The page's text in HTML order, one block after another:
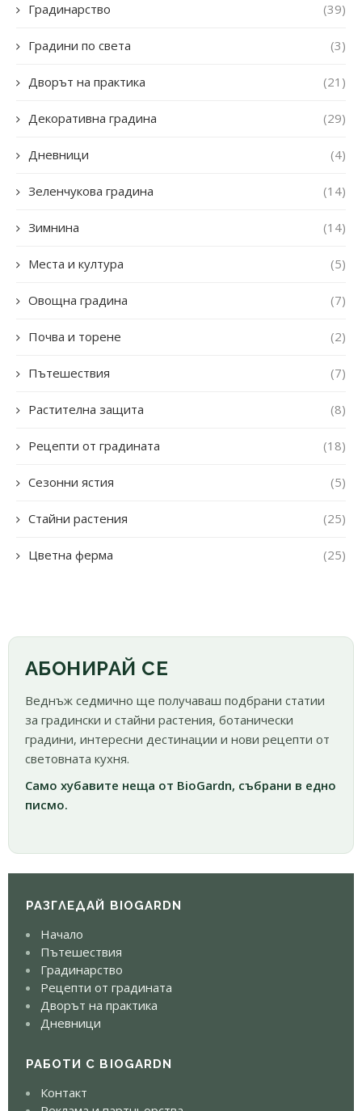
Градинарство (39)
Градини по света (3)
Дворът на практика (21)
Декоративна градина (29)
Дневници (4)
Зеленчукова градина (14)
Зимнина (14)
Места и култура (5)
Овощна градина (7)
Почва и торене (2)
Пътешествия (7)
Растителна защита (8)
Рецепти от градината (18)
Сезонни ястия (5)
Стайни растения (25)
Цветна ферма (25)
АБОНИРАЙ СЕ
Веднъж седмично ще получаваш подбрани статии
за градински и стайни растения, ботанически
градини, интересни дестинации и нови рецепти от
световната кухня.
Само хубавите неща от BioGardn, събрани в едно
писмо.
РАЗГЛЕДАЙ BIOGARDN
Начало
Пътешествия
Градинарство
Рецепти от градината
Дворът на практика
Дневници
РАБОТИ С BIOGARDN
Контакт